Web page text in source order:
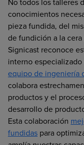
No todos los talleres
conocimientos
pieza fundida, del
de fundición a la
Signicast reconoce
interno
equipo de ingeniería
colabora
productos y el
desarrollo de
Esta colaboración
fundidas para